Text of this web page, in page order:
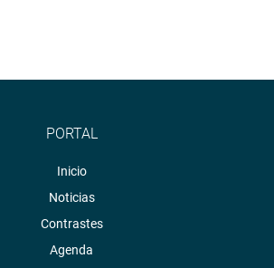
PORTAL
Inicio
Noticias
Contrastes
Agenda